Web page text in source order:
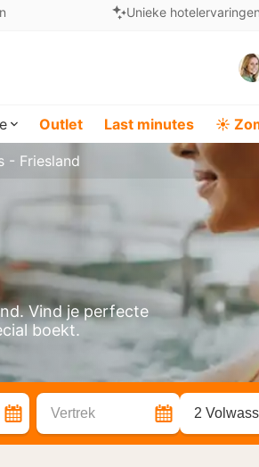
Unieke hotelervaringen
Outlet Last minutes ☀️
Vind je perfecte
boekt.
- Friesland
Vertrek 2